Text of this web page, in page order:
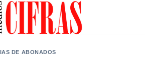
DE ABONADOS